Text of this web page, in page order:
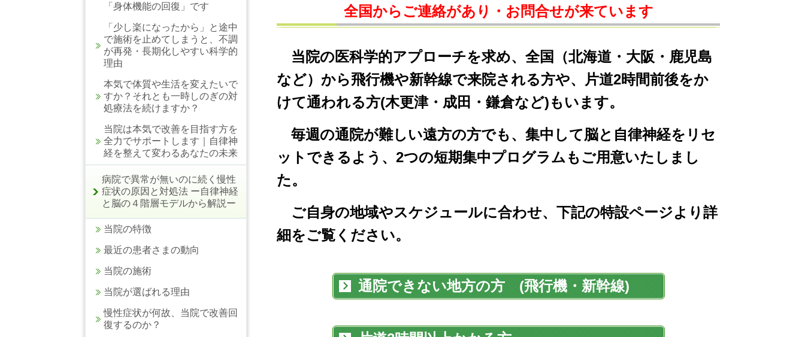
全国からご連絡があり・お問合せが来ています
当院の医科学的アプローチを求め、全国（北海道・大阪・鹿児島
など）から飛行機や新幹線で来院される方や、片道2時間前後をか
けて通われる方(木更津・成田・鎌倉など)もいます。
毎週の通院が難しい遠方の方でも、集中して脳と自律神経をリセ
ットできるよう、2つの短期集中プログラムもご用意いたしまし
た。
ご自身の地域やスケジュールに合わせ、下記の特設ページより詳
細をご覧ください。
通院できない地方の方 (飛行機・新幹線)
「身体機能の回復」です
「少し楽になったから」と途中
で施術を止めてしまうと、不調
が再発・長期化しやすい科学的
理由
本気で体質や生活を変えたいで
すか？それとも一時しのぎの対
処療法を続けますか？
当院は本気で改善を目指す方を
全力でサポートします｜自律神
経を整えて変わるあなたの未来
病院で異常が無いのに続く慢性
症状の原因と対処法 ー自律神経
と脳の４階層モデルから解説ー
当院の特徴
最近の患者さまの動向
当院の施術
当院が選ばれる理由
慢性症状が何故、当院で改善回
復するのか？